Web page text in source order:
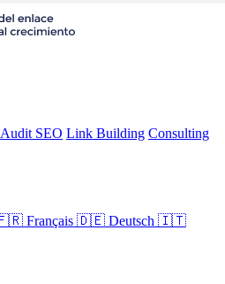
Audit SEO Link Building Consulting
Français 🇩🇪 Deutsch 🇮🇹